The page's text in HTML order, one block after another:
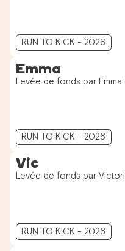
RUN TO KICK - 2026
Emma
Levée de fonds par Emma
RUN TO KICK - 2026
Vic
Levée de fonds par
RUN TO KICK - 2026